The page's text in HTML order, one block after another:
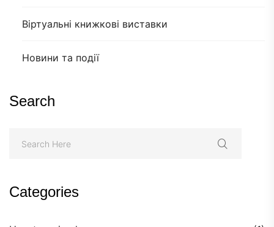
Віртуальні книжкові виставки
Новини та події
Search
Categories